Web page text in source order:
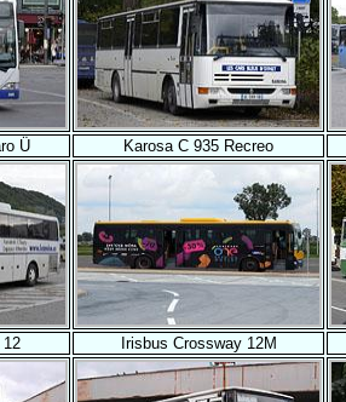
Ü Karosa C 935 Recreo
12 Irisbus Crossway 12M